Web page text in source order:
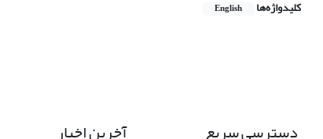
کلیدواژه‌ها English
دسترسی سریع آخرین اخبار